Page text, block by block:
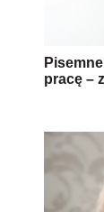
pracę –